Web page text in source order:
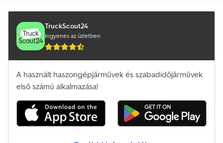
Egyéb Rezgőlap
Egyéb Szecskavágó
Egyéb Szita/Aprítómu
Egyéb Tuzoltó/Mento
Egyéb Utcai-Üzemszolgálat
TruckScout24
Ingyenes az üzletben
A használt haszongépjárművek és szabadidőjárművek
első számú alkalmazása!